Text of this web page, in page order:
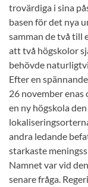
trovärdiga i sina
basen för det nya
samman de två till
att två högskolor
behövde
Efter en
26 november enas
en ny högskola
andra ledande
starkaste
Namnet var vid
senare fråga.